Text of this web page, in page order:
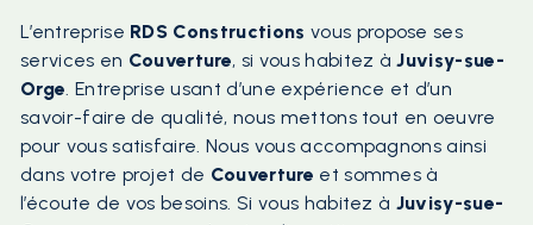
L’entreprise RDS Constructions vous propose ses
services en Couverture, si vous habitez àJuvisy-sue-
Orge . Entreprise usant d’une expérience et d’un
savoir-faire de qualité, nous mettons tout en oeuvre
pour vous satisfaire. Nous vous accompagnons ainsi
dans votre projet de Couverture et sommes à
l’écoute de vos besoins. Si vous habitez à Juvisy-sue-